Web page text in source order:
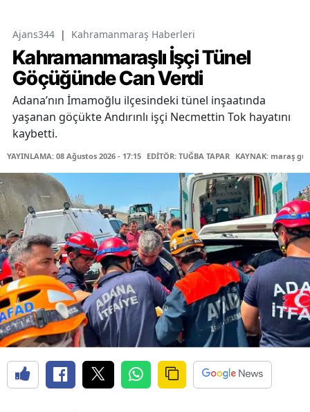
Ajans344 | Kahramanmaraş Haberleri
Kahramanmaraşlı İşçi Tünel
Göçüğünde Can Verdi
Adana’nın İmamoğlu ilçesindeki tünel inşaatında
yaşanan göçükte Andırınlı işçi Necmettin Tok hayatını
kaybetti.
YAYINLAMA: 08 Ağustos 2026 - 17:15 EDİTÖR: TUĞBA TAPAR KAYNAK: maraş